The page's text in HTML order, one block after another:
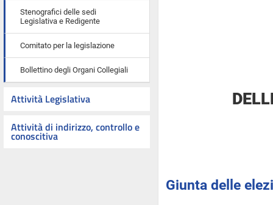
Stenografici delle sedi
Legislativa e Redigente
Comitato per la legislazione
Bollettino degli Organi Collegiali
Attività Legislativa
Attività di indirizzo, controllo e
conoscitiva
Giunta delle